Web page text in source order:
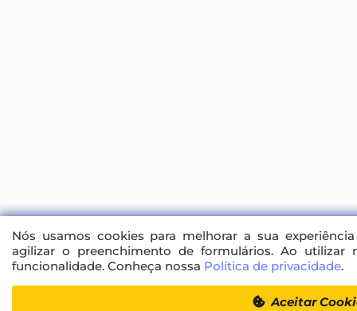
Nós usamos cookies para melhorar a sua
agilizar o preenchimento de formulários. Ao utilizar
funcionalidade. Conheça nossa Política de privacidade.
Aceitar